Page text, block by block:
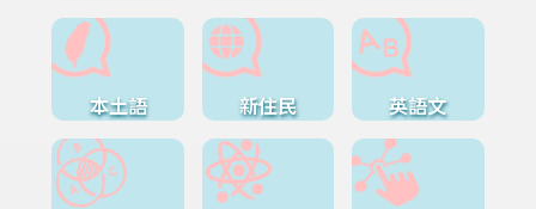
本土語 新住民 英語文